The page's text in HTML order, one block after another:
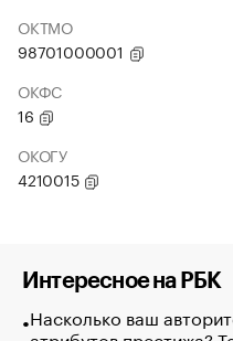
ОКТМО
98701000001
ОКФС
16
ОКОГУ
4210015
Интересное на РБК
Насколько ваш